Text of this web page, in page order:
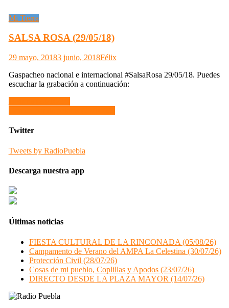
Mi Tierra
SALSA ROSA (29/05/18)
29 mayo, 20183 junio, 2018Félix
Gaspacheo nacional e internacional #SalsaRosa 29/05/18. Puedes
escuchar la grabación a continuación:
Navegación
de
entradas
Twitter
Tweets by RadioPuebla
Descarga nuestra app
Últimas noticias
FIESTA CULTURAL DE LA RINCONADA (05/08/26)
Campamento de Verano del AMPA La Celestina (30/07/26)
Protección Civil (28/07/26)
Cosas de mi pueblo, Coplillas y Apodos (23/07/26)
DIRECTO DESDE LA PLAZA MAYOR (14/07/26)